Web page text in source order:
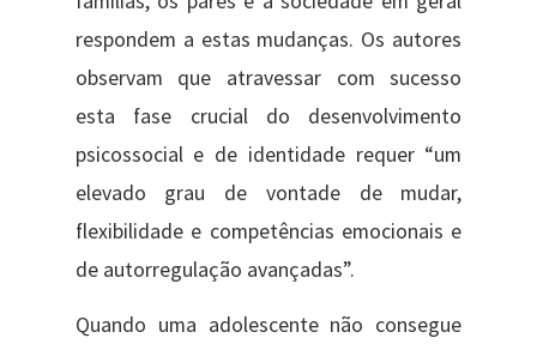
respondem a estas mudanças. Os autores
observam que atravessar com sucesso
esta fase crucial do desenvolvimento
psicossocial e de identidade requer “um
elevado grau de vontade de mudar,
flexibilidade e competências emocionais e
de autorregulação avançadas”.
Quando uma adolescente não consegue